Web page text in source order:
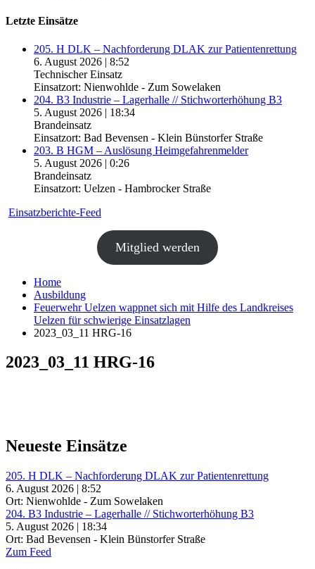
Letzte Einsätze
205. H DLK – Nachforderung DLAK zur Patientenrettung
6. August 2026 | 8:52
Technischer Einsatz
Einsatzort: Nienwohlde - Zum Sowelaken
204. B3 Industrie – Lagerhalle // Stichworterhöhung B3
5. August 2026 | 18:34
Brandeinsatz
Einsatzort: Bad Bevensen - Klein Bünstorfer Straße
203. B HGM – Auslösung Heimgefahrenmelder
5. August 2026 | 0:26
Brandeinsatz
Einsatzort: Uelzen - Hambrocker Straße
Einsatzberichte-Feed
Mitglied werden
Home
Ausbildung
Feuerwehr Uelzen wappnet sich mit Hilfe des Landkreises
Uelzen für schwierige Einsatzlagen
2023_03_11 HRG-16
2023_03_11 HRG-16
Neueste Einsätze
205. H DLK – Nachforderung DLAK zur Patientenrettung
6. August 2026 | 8:52
Ort: Nienwohlde - Zum Sowelaken
204. B3 Industrie – Lagerhalle // Stichworterhöhung B3
5. August 2026 | 18:34
Ort: Bad Bevensen - Klein Bünstorfer Straße
Zum Feed